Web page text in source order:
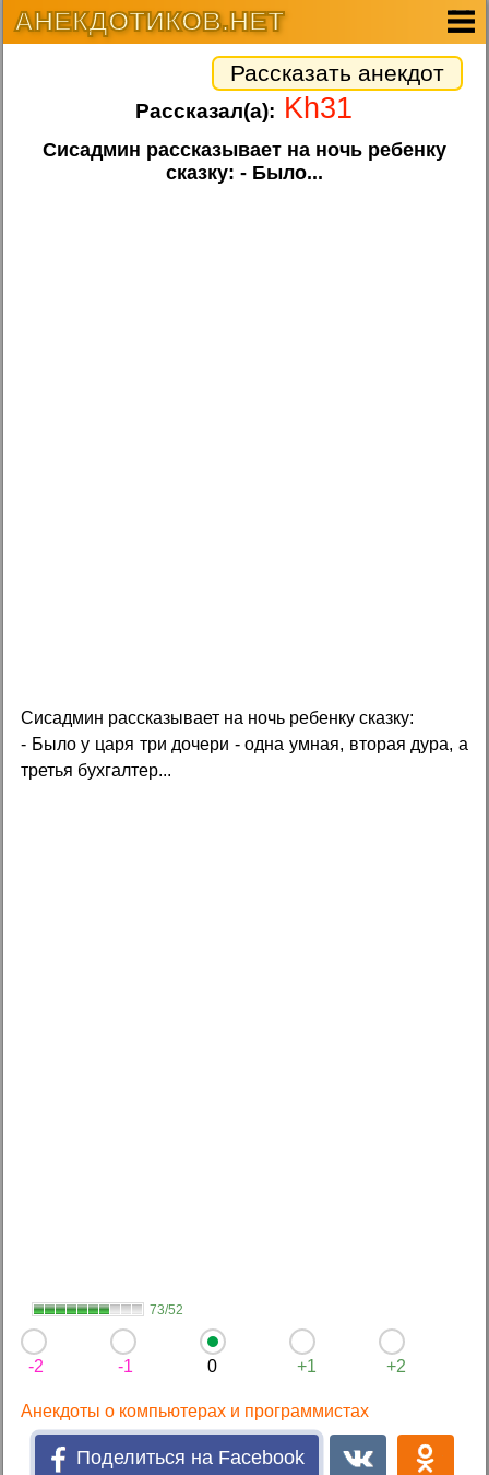
АНЕКДОТИКОВ.НЕТ
Рассказать анекдот
Рассказал(а): Kh31
Сисадмин рассказывает на ночь ребенку
сказку: - Было...
Сисадмин рассказывает на ночь ребенку сказку:
- Было у царя три дочери - одна умная, вторая дура, а
третья бухгалтер...
73/52
-2 -1 0 +1 +2
Анекдоты о компьютерах и программистах
Поделиться на Facebook